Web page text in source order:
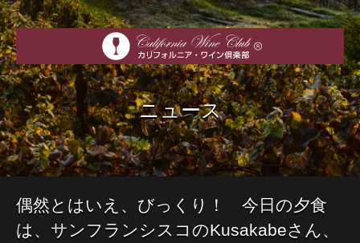
ニュース
偶然とはいえ、びっくり！ 今日の夕食
は、サンフランシスコのKusakabeさん、